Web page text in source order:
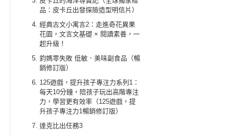
品：皮卡丘出發探險造型明信片）
經典古文小寓言2：走進奇花異果
花園，文言文基礎 × 閱讀素養，一
起升級！
鈞媽零失敗 低敏．美味副食品（暢
銷修訂版）
125遊戲，提升孩子專注力系列1：
每天10分鐘，陪孩子玩出高階專注
力，學習更有效率（125遊戲，提
升孩子專注力1暢銷修訂版）
達克比出任務3